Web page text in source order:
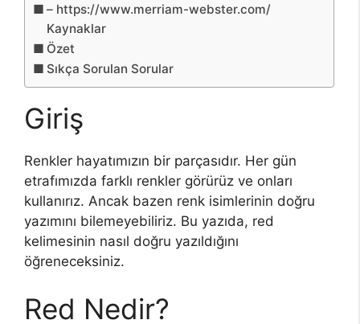
– https://www.merriam-webster.com/
Kaynaklar
Özet
Sıkça Sorulan Sorular
Giriş
Renkler hayatımızın bir parçasıdır. Her gün
etrafımızda farklı renkler görürüz ve onları
kullanırız. Ancak bazen renk isimlerinin doğru
yazımını bilemeyebiliriz. Bu yazıda, red
kelimesinin nasıl doğru yazıldığını
öğreneceksiniz.
Red Nedir?